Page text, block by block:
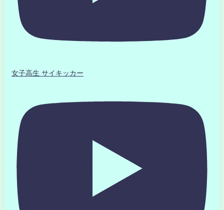
女子高生 サイキッカー